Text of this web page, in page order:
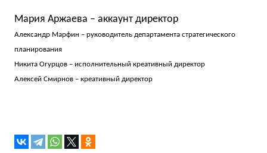
Мария Аржаева – аккаунт директор
Александр Марфин – руководитель департамента стратегического
планирования
Никита Огурцов – исполнительный креативный директор
Алексей Смирнов – креативный директор